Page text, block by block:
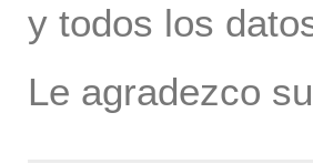
y todos los
Le agradezco